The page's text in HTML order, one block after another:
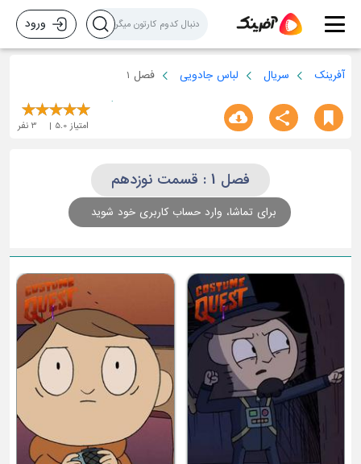
ورود
آفرینک سریال لباس جادویی فصل 1
امتیاز 5.0
3 نفر
فصل 1 : قسمت نوزدهم
برای تماشا، وارد حساب کاربری خود شوید